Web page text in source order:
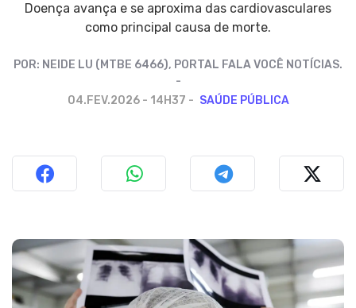
Doença avança e se aproxima das cardiovasculares
como principal causa de morte.
POR: NEIDE LU (MTBE 6466), PORTAL FALA VOCÊ NOTÍCIAS.
04.FEV.2026 - 14H37 SAÚDE PÚBLICA